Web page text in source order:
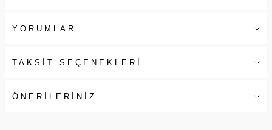
YORUMLAR
TAKSİT SEÇENEKLERİ
ÖNERİLERİNİZ